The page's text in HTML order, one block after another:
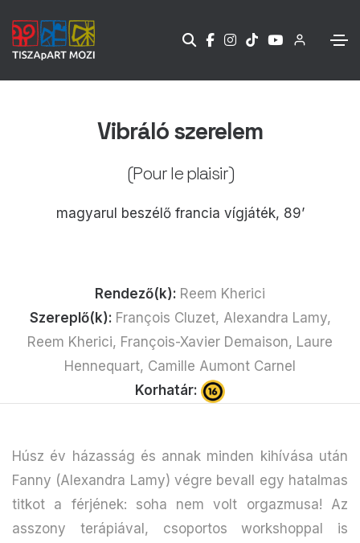
Vibráló szerelem
(Pour le plaisir)
magyarul beszélő francia vígjáték, 89’
Rendező(k): Reem Kherici
Szereplő(k): François Cluzet, Alexandra Lamy,
Reem Kherici, François-Xavier Demaison, Laure
Hennequart, Camille Aumont Carnel
Korhatár:
Húsz év házasság és annak minden kihívása után
Fanny (Alexandra Lamy) végre bevall egy hatalmas
titkot a férjének: soha nem volt orgazmusa! Az
asszony terápiával, csoportos workshoppal is